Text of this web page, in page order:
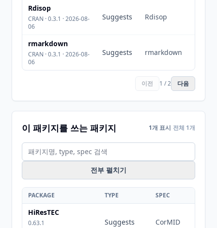
Rdisop
CRAN · 0.3.1 · 2026-08-
06
Suggests Rdisop
rmarkdown
CRAN · 0.3.1 · 2026-08-
06
Suggests rmarkdown
이전 1 / 2 다음
이 패키지를 쓰는 패키지 1개 표시 전체 1개
전부 펼치기
PACKAGE TYPE SPEC
HiResTEC
0.63.1
Suggests CorMID